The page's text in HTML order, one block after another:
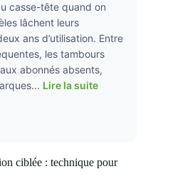
casse-tête quand on
lâchent leurs
ans d’utilisation. Entre
les tambours
abonnés absents,
Lire la suite
ciblée : technique pour